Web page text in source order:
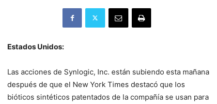
Estados Unidos:
Las acciones de Synlogic, Inc. están subiendo esta mañana
después de que el New York Times destacó que los
bióticos sintéticos patentados de la compañía se usan para